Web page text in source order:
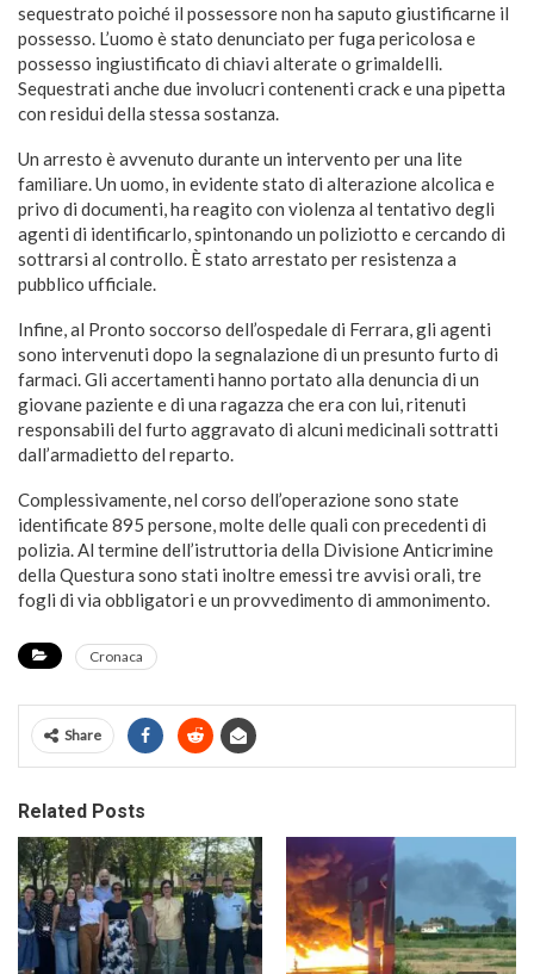
sequestrato poiché il possessore non ha saputo giustificarne il
possesso. L’uomo è stato denunciato per fuga pericolosa e
possesso ingiustificato di chiavi alterate o grimaldelli.
Sequestrati anche due involucri contenenti crack e una pipetta
con residui della stessa sostanza.
Un arresto è avvenuto durante un intervento per una lite
familiare. Un uomo, in evidente stato di alterazione alcolica e
privo di documenti, ha reagito con violenza al tentativo degli
agenti di identificarlo, spintonando un poliziotto e cercando di
sottrarsi al controllo. È stato arrestato per resistenza a
pubblico ufficiale.
Infine, al Pronto soccorso dell’ospedale di Ferrara, gli agenti
sono intervenuti dopo la segnalazione di un presunto furto di
farmaci. Gli accertamenti hanno portato alla denuncia di un
giovane paziente e di una ragazza che era con lui, ritenuti
responsabili del furto aggravato di alcuni medicinali sottratti
dall’armadietto del reparto.
Complessivamente, nel corso dell’operazione sono state
identificate 895 persone, molte delle quali con precedenti di
polizia. Al termine dell’istruttoria della Divisione Anticrimine
della Questura sono stati inoltre emessi tre avvisi orali, tre
fogli di via obbligatori e un provvedimento di ammonimento.
Cronaca
Share
Related Posts